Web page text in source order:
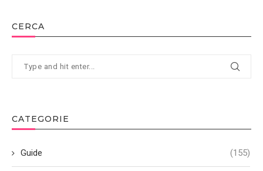
CERCA
CATEGORIE
Guide (155)